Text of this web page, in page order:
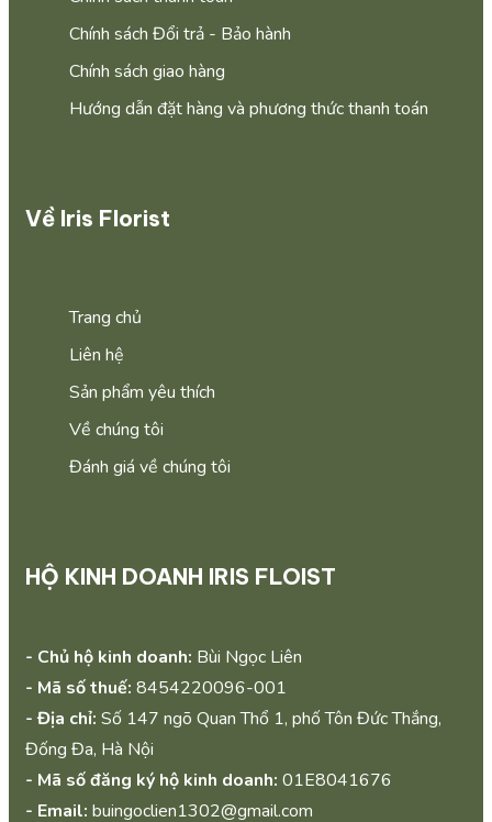
Chính sách Đổi trả - Bảo hành
Chính sách giao hàng
Hướng dẫn đặt hàng và phương thức thanh toán
Về Iris Florist
Trang chủ
Liên hệ
Sản phẩm yêu thích
Về chúng tôi
Đánh giá về chúng tôi
HỘ KINH DOANH IRIS FLOIST
- Chủ hộ kinh doanh: Bùi Ngọc Liên
- Mã số thuế: 8454220096-001
- Địa chỉ: Số 147 ngõ Quan Thổ 1, phố Tôn Đức Thắng,
Đống Đa, Hà Nội
- Mã số đăng ký hộ kinh doanh: 01E8041676
- Email: buingoclien1302@gmail.com